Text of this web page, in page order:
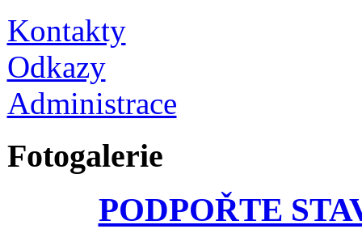
Kontakty
Odkazy
Administrace
Fotogalerie
PODPOŘTE